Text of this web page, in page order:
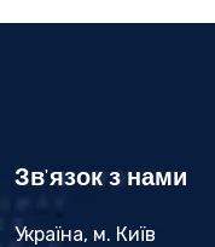
Зв'язок з нами
Україна, м. Київ